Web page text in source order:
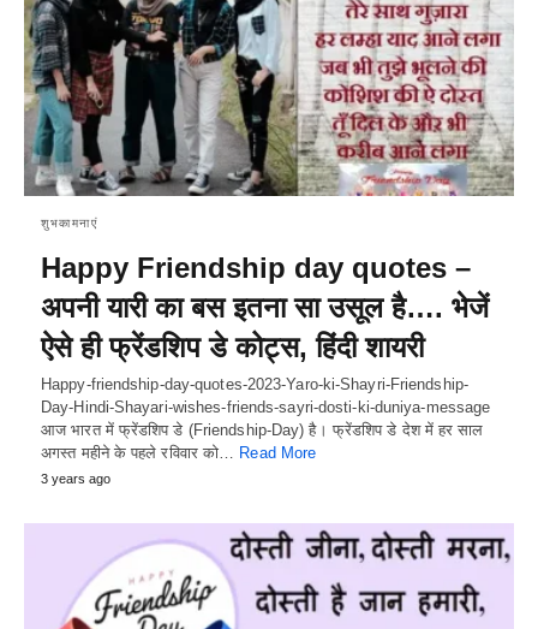
शुभकामनाएं
Happy Friendship day quotes –
अपनी यारी का बस इतना सा उसूल है…. भेजें
ऐसे ही फ्रेंडशिप डे कोट्स, हिंदी शायरी
Happy-friendship-day-quotes-2023-Yaro-ki-Shayri-Friendship-
Day-Hindi-Shayari-wishes-friends-sayri-dosti-ki-duniya-message
आज भारत में फ्रेंडशिप डे (Friendship-Day) है। फ्रेंडशिप डे देश में हर साल
अगस्त महीने के पहले रविवार को… Read More
3 years ago